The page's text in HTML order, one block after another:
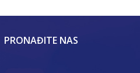
PRONAĐITE NAS